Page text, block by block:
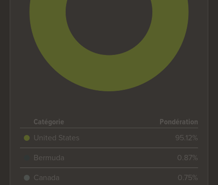
Catégorie Pondération
United States 95.12%
Bermuda 0.87%
Canada 0.75%